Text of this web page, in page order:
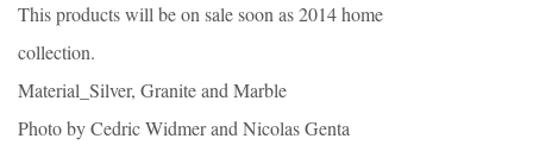
This products will be on sale soon as 2014 home
collection.
Material_Silver, Granite and Marble
Photo by Cedric Widmer and Nicolas Genta